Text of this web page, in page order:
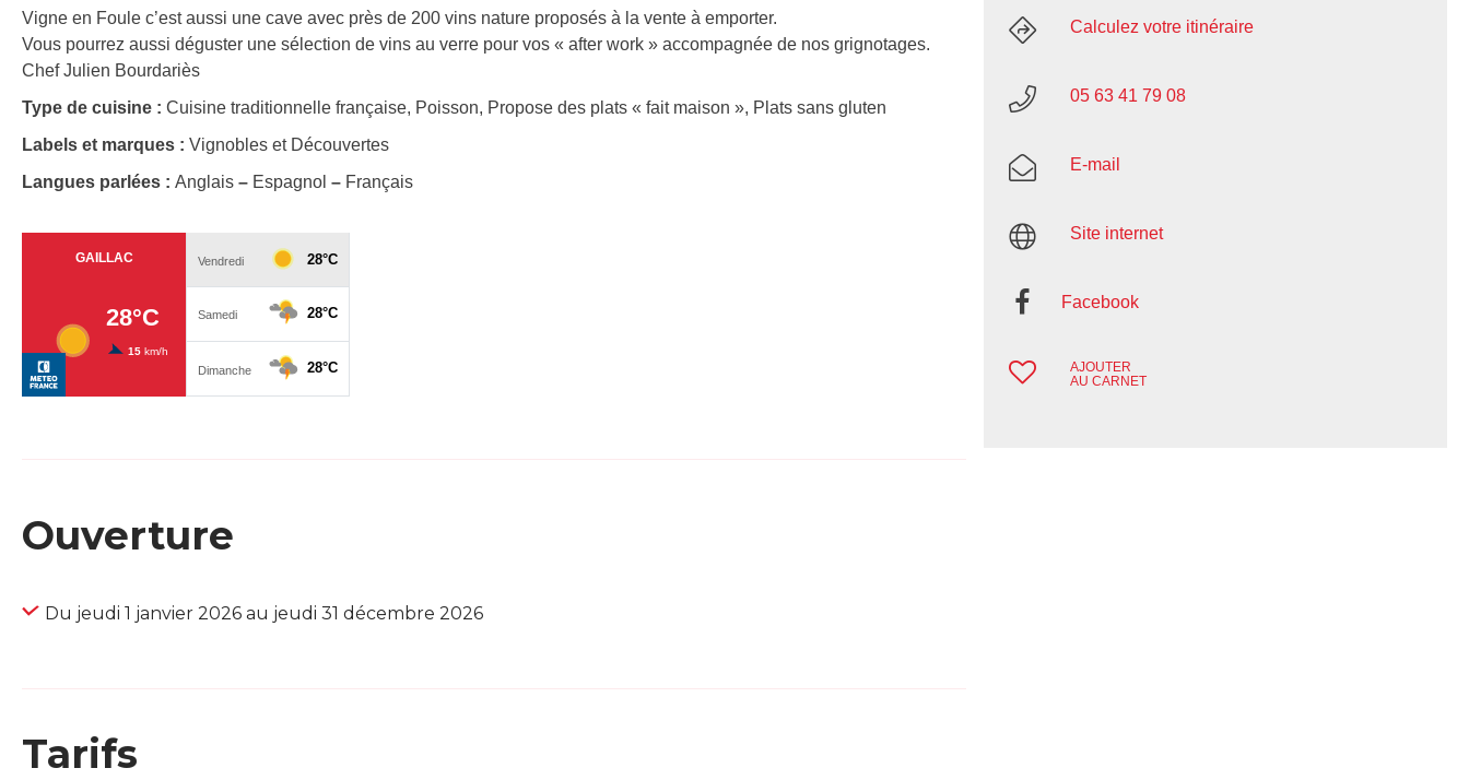
Vigne en Foule c’est aussi une cave avec près de 200 vins nature proposés à la vente à emporter.
Vous pourrez aussi déguster une sélection de vins au verre pour vos « after work » accompagnée de nos grignotages.
Chef Julien Bourdariès
Type de cuisine : Cuisine traditionnelle française, Poisson, Propose des plats « fait maison », Plats sans gluten
Labels et marques : Vignobles et Découvertes
Langues parlées : Anglais – Espagnol – Français
Ouverture
Du jeudi 1 janvier 2026 au jeudi 31 décembre 2026
Tarifs
Calculez votre itinéraire
05 63 41 79 08
E-mail
Site internet
Facebook
AJOUTER
AU CARNET